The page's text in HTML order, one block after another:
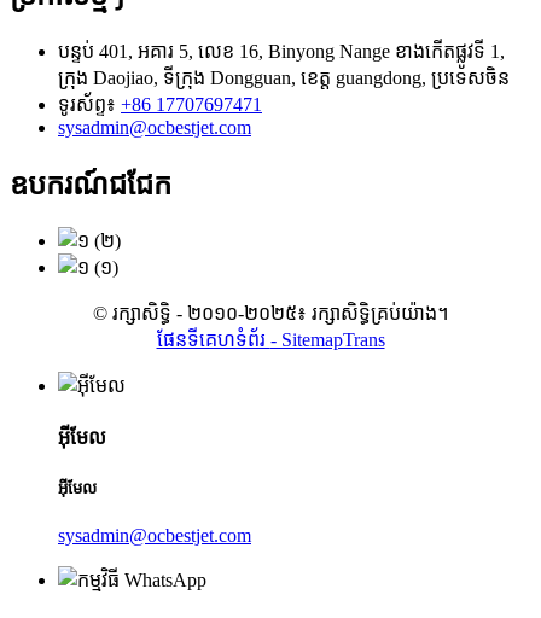
បន្ទប់ 401, អគារ 5, លេខ 16, Binyong Nange ខាងកើតផ្លូវទី 1,
ក្រុង Daojiao, ទីក្រុង Dongguan, ខេត្ត guangdong, ប្រទេសចិន
ទូរស័ព្ទ៖ +86 17707697471
sysadmin@ocbestjet.com
ឧបករណ៍ជជែក
© រក្សាសិទ្ធិ - ២០១០-២០២៥៖ រក្សាសិទ្ធិគ្រប់យ៉ាង។
ផែនទីគេហទំព័រ - SitemapTrans
អ៊ីមែល
អ៊ីមែល
sysadmin@ocbestjet.com